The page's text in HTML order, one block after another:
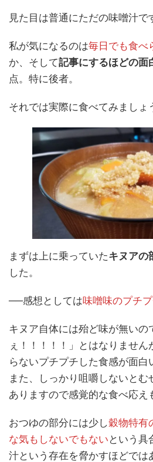
見た目は普通にただの味噌汁で
私が気になるのは毎日でも食べ
か、そして記事にするほどの面
点。特に後者。
それでは実際に食べてみましょ
まずは上に乗っていたキヌアの
した。
──感想としては味噌味のプチ
キヌア自体には殆ど味が無いの
ぇ！！！！！」とはなりません
らないプチプチした食感が面白
また、しっかり咀嚼しないと
ありますので感覚的な食べ応え
おつゆの部分には少し穀物特有
な気もしないでもない という具
汁という存在を脅かすほどでは